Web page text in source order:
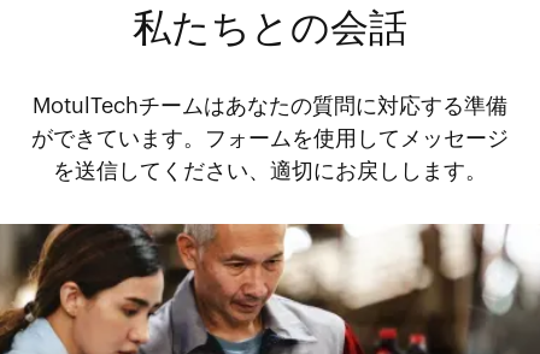
私たちとの会話
MotulTechチームはあなたの質問に対応する準備
ができています。フォームを使用してメッセージ
を送信してください、適切にお戻しします。